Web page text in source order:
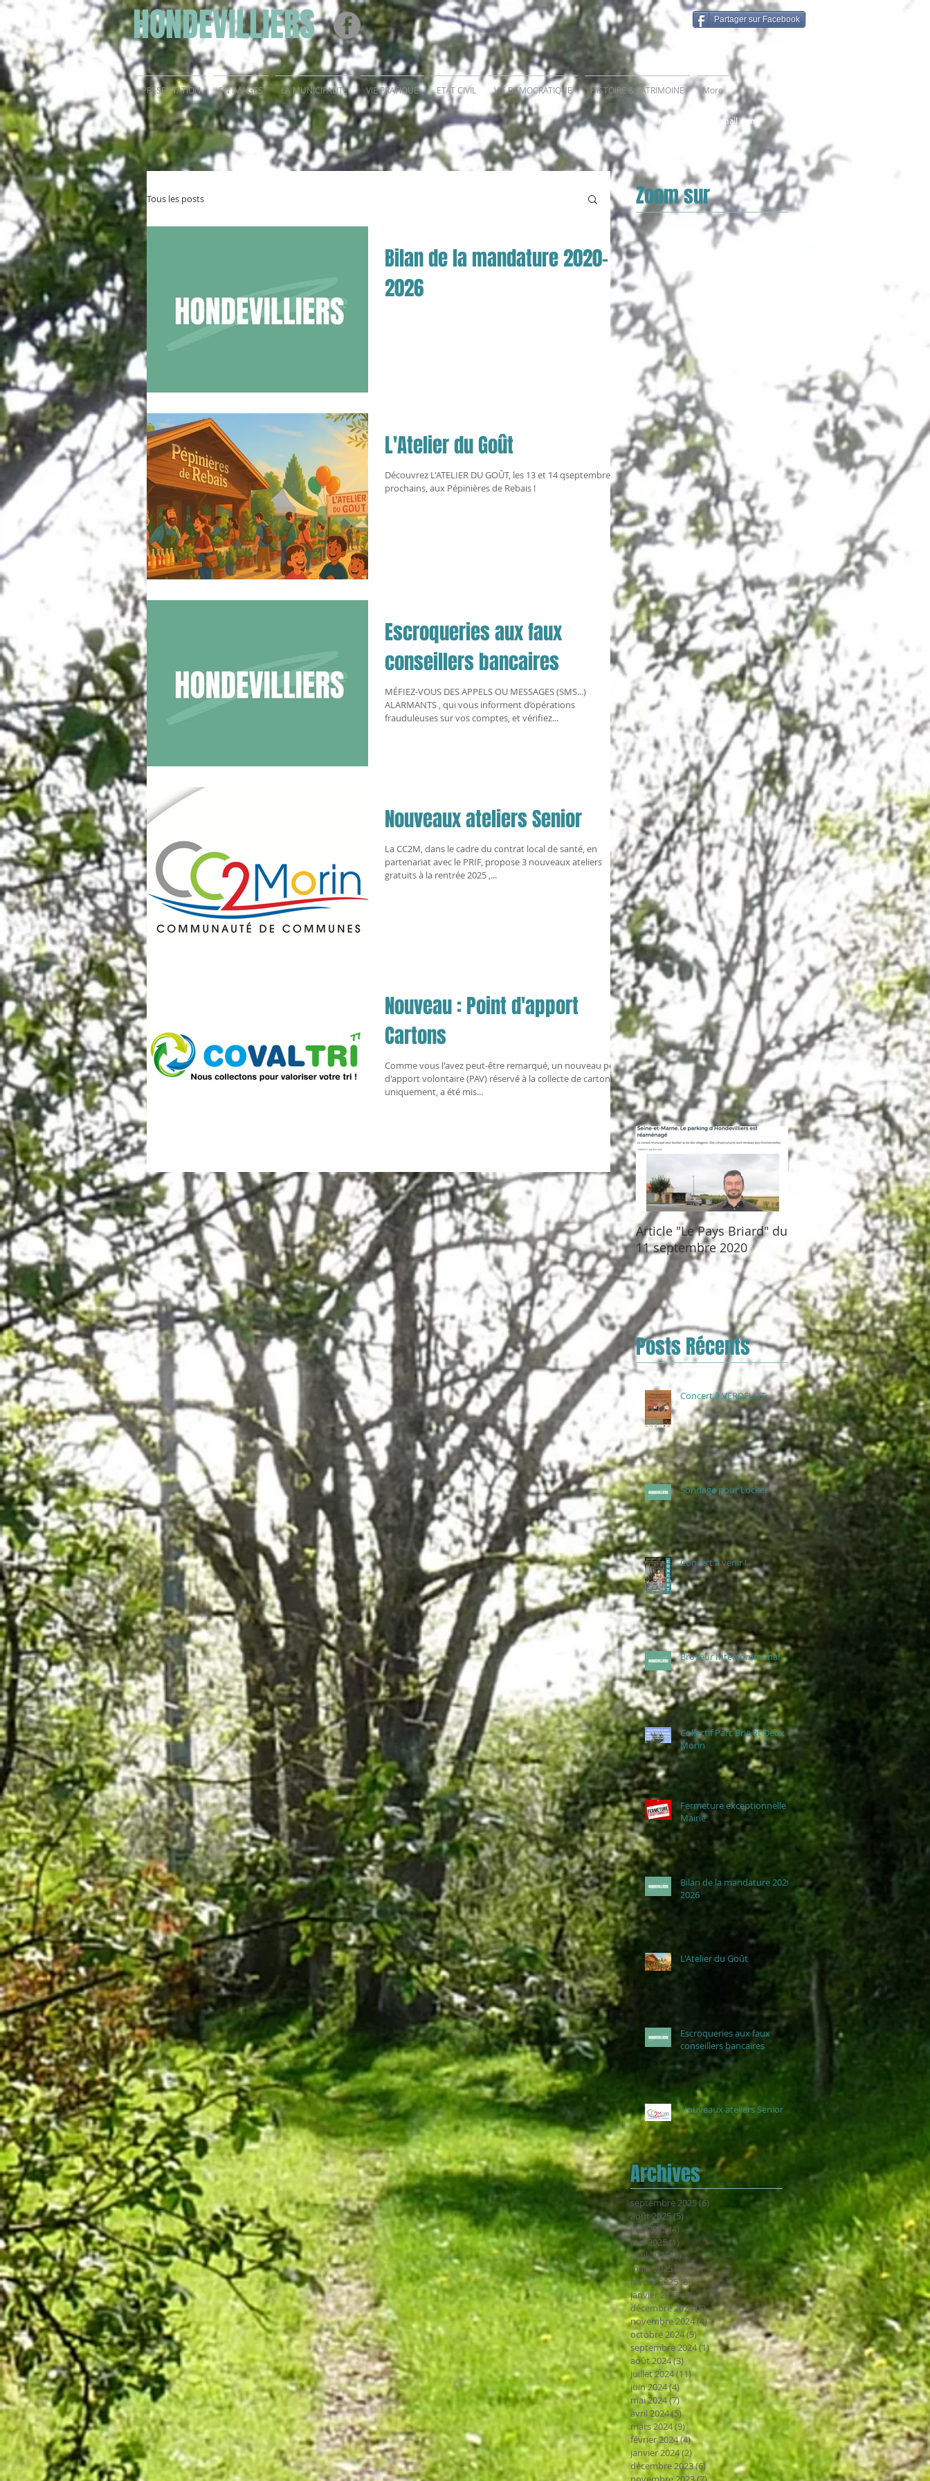
HONDEVILLIERS Partager sur Facebook
PRESENTATION EN IMAGES LA MUNICIPALITE VIE PRATIQUE ETAT CIVIL VIE DEMOCRATIQUE HISTOIRE & PATRIMOINE More
hondevilliers@gmail.com
Tous les posts
Bilan de la mandature 2020-
2026
L'Atelier du Goût
Découvrez L'ATELIER DU GOÛT, les 13 et 14 qseptembre
prochains, aux Pépinières de Rebais !
Escroqueries aux faux
conseillers bancaires
MÉFIEZ-VOUS DES APPELS OU MESSAGES (SMS...)
ALARMANTS , qui vous informent d’opérations
frauduleuses sur vos comptes, et vérifiez...
Nouveaux ateliers Senior
La CC2M, dans le cadre du contrat local de santé, en
partenariat avec le PRIF, propose 3 nouveaux ateliers
gratuits à la rentrée 2025 ,...
Nouveau : Point d'apport
Cartons
Comme vous l'avez peut-être remarqué, un nouveau point
d'apport volontaire (PAV) réservé à la collecte de cartons
uniquement, a été mis...
Zoom sur
Article "Le Pays Briard" du
11 septembre 2020
Posts Récents
Concert à VERDELOT
Sondage pour Locker
Concert à venir !
Broyeur Intercommunal
Collectif Parc Brie et Deux
Morin
Fermeture exceptionnelle
Mairie
Bilan de la mandature 2020-
2026
L'Atelier du Goût
Escroqueries aux faux
conseillers bancaires
Nouveaux ateliers Senior
Archives
septembre 2025(6)
août 2025(5)
juin 2025(4) 4 posts
mai 2025(1) 1 post
avril 2025(5) 5 posts
mars 2025(6) 6 posts
février 2025(8)8 posts
janvier 2025(4)4 posts
décembre 2024(5)5 posts
novembre 2024(4)4 posts
octobre 2024(9)9 posts
septembre 2024(1)1 post
août 2024(3) 3 posts
juillet 2024(11)11 posts
juin 2024(4)4 posts
mai 2024(7)7 posts
avril 2024(5)5 posts
mars 2024(9) 9 posts
février 2024(4)4 posts
janvier 2024(2) 2 posts
décembre 2023(6)6 posts